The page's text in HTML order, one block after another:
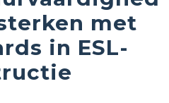
met
in ESL-